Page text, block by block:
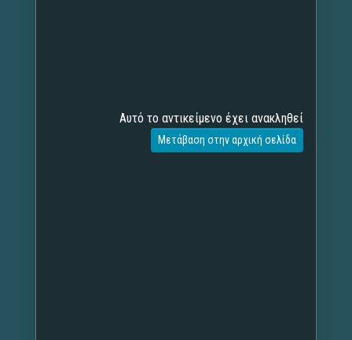
Αυτό το αντικείμενο έχει ανακληθεί
Μετάβαση στην αρχική σελίδα